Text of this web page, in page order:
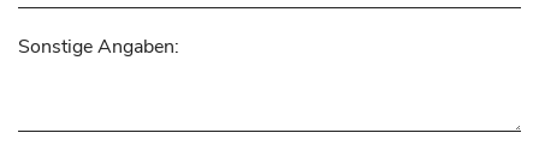
Sonstige Angaben: